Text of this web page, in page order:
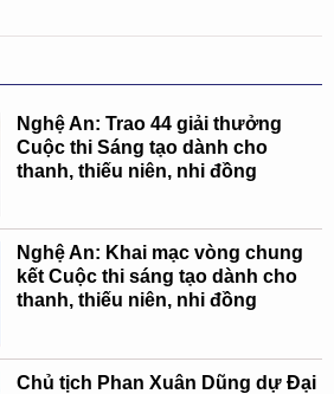
Nghệ An: Trao 44 giải thưởng
Cuộc thi Sáng tạo dành cho
thanh, thiếu niên, nhi đồng
Nghệ An: Khai mạc vòng chung
kết Cuộc thi sáng tạo dành cho
thanh, thiếu niên, nhi đồng
Chủ tịch Phan Xuân Dũng dự Đại